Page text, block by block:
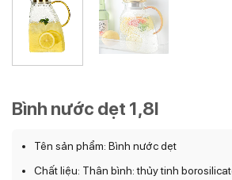
Bình nước dẹt 1,8l
Tên sản phẩm: Bình nước dẹt
Chất liệu: Thân bình: thủy tinh